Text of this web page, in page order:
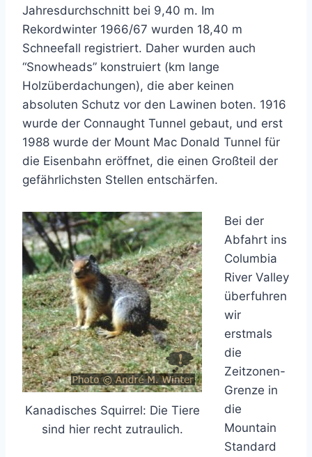
Jahresdurchschnitt bei 9,40 m. Im
Rekordwinter 1966/67 wurden 18,40 m
Schneefall registriert. Daher wurden auch
“Snowheads” konstruiert (km lange
Holzüberdachungen), die aber keinen
absoluten Schutz vor den Lawinen boten. 1916
wurde der Connaught Tunnel gebaut, und erst
1988 wurde der Mount Mac Donald Tunnel für
die Eisenbahn eröffnet, die einen Großteil der
gefährlichsten Stellen entschärfen.
Kanadisches Squirrel: Die Tiere
sind hier recht zutraulich.
Bei der
Abfahrt ins
Columbia
River Valley
überfuhren
wir
erstmals
die
Zeitzonen-
Grenze in
die
Mountain
Standard